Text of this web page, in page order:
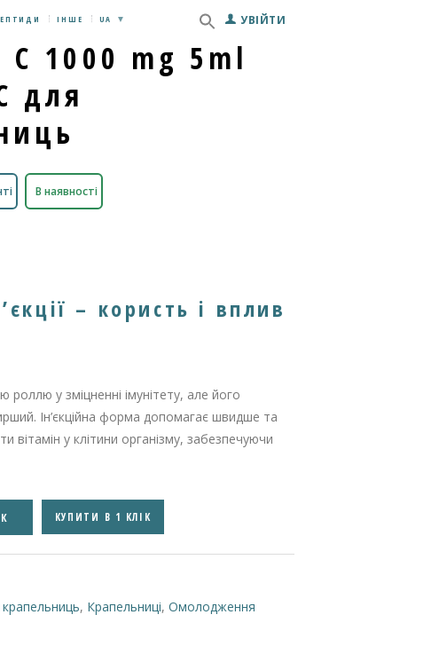
ІНШЕ UA УВІЙТИ
1000 mg 5ml
для
В наявності
– користь і вплив
роллю у зміцненні імунітету, але його
Ін’єкційна форма допомагає швидше та
вітамін у клітини організму, забезпечуючи
КУПИТИ В 1 КЛІК
, Крапельниці, Омолодження